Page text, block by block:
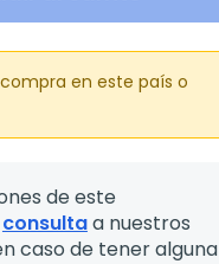
en este país o
de este
consultaa nuestros
caso de tener alguna